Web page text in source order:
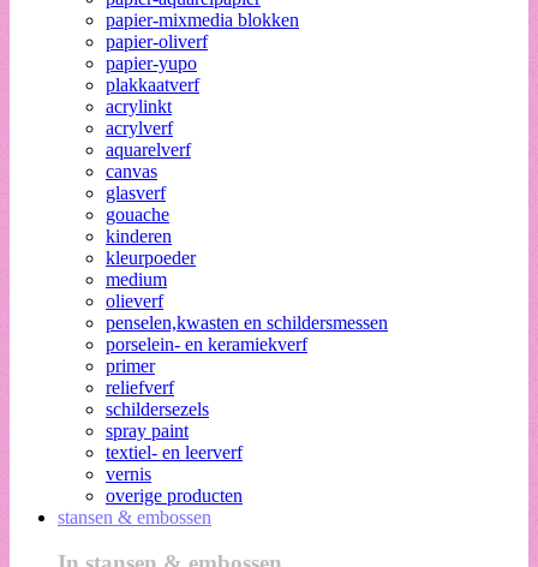
papier-mixmedia blokken
papier-oliverf
papier-yupo
plakkaatverf
acrylinkt
acrylverf
aquarelverf
canvas
glasverf
gouache
kinderen
kleurpoeder
medium
olieverf
penselen,kwasten en schildersmessen
porselein- en keramiekverf
primer
reliefverf
schildersezels
spray paint
textiel- en leerverf
vernis
overige producten
stansen & embossen